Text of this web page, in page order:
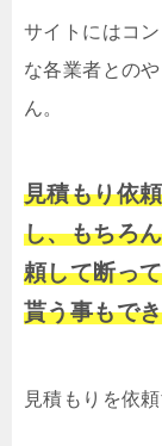
サイトにはコ
な各業者との
ん。
見積もり依
し、もちろ
頼して断っ
貰う事もで
見積もりを依